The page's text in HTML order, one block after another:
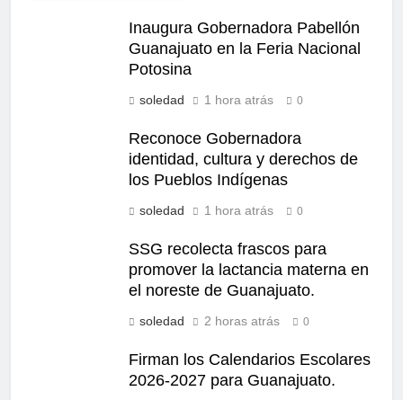
Inaugura Gobernadora Pabellón
Guanajuato en la Feria Nacional
Potosina
soledad 1 hora atrás 0
Reconoce Gobernadora
identidad, cultura y derechos de
los Pueblos Indígenas
soledad 1 hora atrás 0
SSG recolecta frascos para
promover la lactancia materna en
el noreste de Guanajuato.
soledad 2 horas atrás 0
Firman los Calendarios Escolares
2026-2027 para Guanajuato.